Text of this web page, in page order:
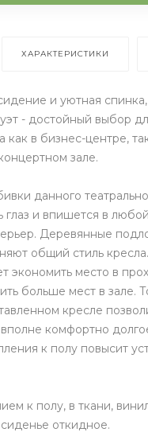
ХАРАКТЕРИСТИКИ
и уютная спинка,
- достойный выбор
как в бизнес-центре,
зале.
данного
глаз и впишется в любой
Деревянные
общий стиль
экономить место в
больше мест в зале.
кресле
вполне комфортно
к полу повысит
к полу, в ткани,
откидное.